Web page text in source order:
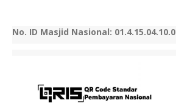
No. ID Masjid Nasional: